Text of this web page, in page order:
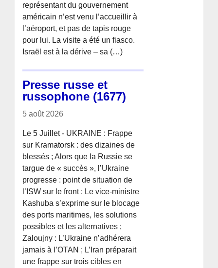
représentant du gouvernement
américain n’est venu l’accueillir à
l’aéroport, et pas de tapis rouge
pour lui. La visite a été un fiasco.
Israël est à la dérive – sa (…)
Presse russe et
russophone (1677)
5 août 2026
Le 5 Juillet - UKRAINE : Frappe
sur Kramatorsk : des dizaines de
blessés ; Alors que la Russie se
targue de « succès », l’Ukraine
progresse : point de situation de
l’ISW sur le front ; Le vice-ministre
Kashuba s’exprime sur le blocage
des ports maritimes, les solutions
possibles et les alternatives ;
Zaloujny : L’Ukraine n’adhérera
jamais à l’OTAN ; L’Iran préparait
une frappe sur trois cibles en